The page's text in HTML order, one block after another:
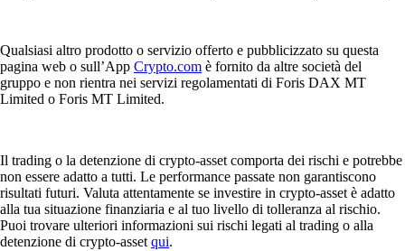
Qualsiasi altro prodotto o servizio offerto e pubblicizzato su questa
pagina web o sull’App Crypto.com è fornito da altre società del
gruppo e non rientra nei servizi regolamentati di Foris DAX MT
Limited o Foris MT Limited.
Il trading o la detenzione di crypto-asset comporta dei rischi e potrebbe
non essere adatto a tutti. Le performance passate non garantiscono
risultati futuri. Valuta attentamente se investire in crypto-asset è adatto
alla tua situazione finanziaria e al tuo livello di tolleranza al rischio.
Puoi trovare ulteriori informazioni sui rischi legati al trading o alla
detenzione di crypto-asset qui.